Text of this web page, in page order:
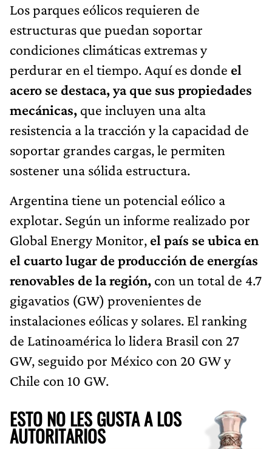
Los parques eólicos requieren de
estructuras que puedan soportar
condiciones climáticas extremas y
perdurar en el tiempo. Aquí es donde el
acero se destaca, ya que sus propiedades
mecánicas, que incluyen una alta
resistencia a la tracción y la capacidad de
soportar grandes cargas, le permiten
sostener una sólida estructura.
Argentina tiene un potencial eólico a
explotar. Según un informe realizado por
Global Energy Monitor, el país se ubica en
el cuarto lugar de producción de energías
renovables de la región, con un total de 4.7
gigavatios (GW) provenientes de
instalaciones eólicas y solares. El ranking
de Latinoamérica lo lidera Brasil con 27
GW, seguido por México con 20 GW y
Chile con 10 GW.
ESTO NO LES GUSTA A LOS
AUTORITARIOS